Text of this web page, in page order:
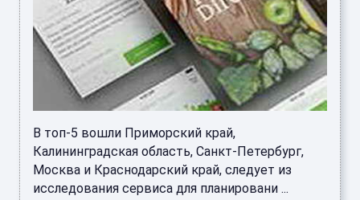
В топ-5 вошли Приморский край,
Калининградская область, Санкт-Петербург,
Москва и Краснодарский край, следует из
исследования сервиса для планировани ...